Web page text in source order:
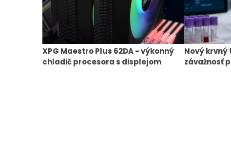
XPG Maestro Plus 62DA - výkonný
chladič procesora s displejom
Nový
závažnosť